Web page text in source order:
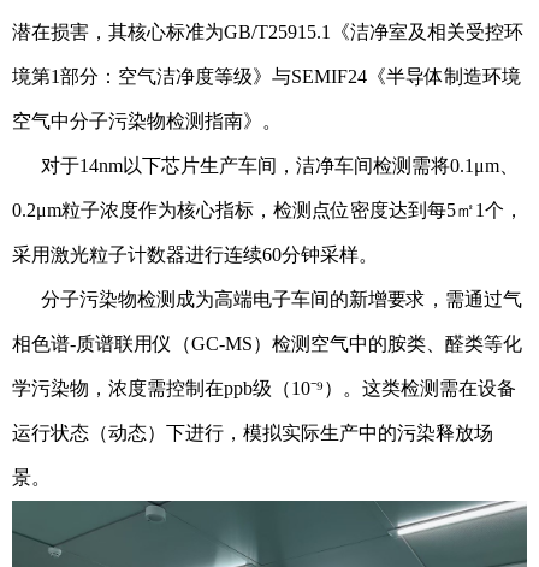
潜在损害，其核心标准为GB/T25915.1《洁净室及相关受控环
境第1部分：空气洁净度等级》与SEMIF24《半导体制造环境
空气中分子污染物检测指南》。
对于14nm以下芯片生产车间，洁净车间检测需将0.1μm、
0.2μm粒子浓度作为核心指标，检测点位密度达到每5㎡1个，
采用激光粒子计数器进行连续60分钟采样。
分子污染物检测成为高端电子车间的新增要求，需通过气
相色谱-质谱联用仪（GC-MS）检测空气中的胺类、醛类等化
学污染物，浓度需控制在ppb级（10⁻⁹）。这类检测需在设备
运行状态（动态）下进行，模拟实际生产中的污染释放场
景。